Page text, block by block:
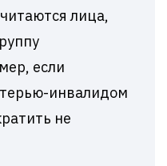
лица,
если
инвалидом
не